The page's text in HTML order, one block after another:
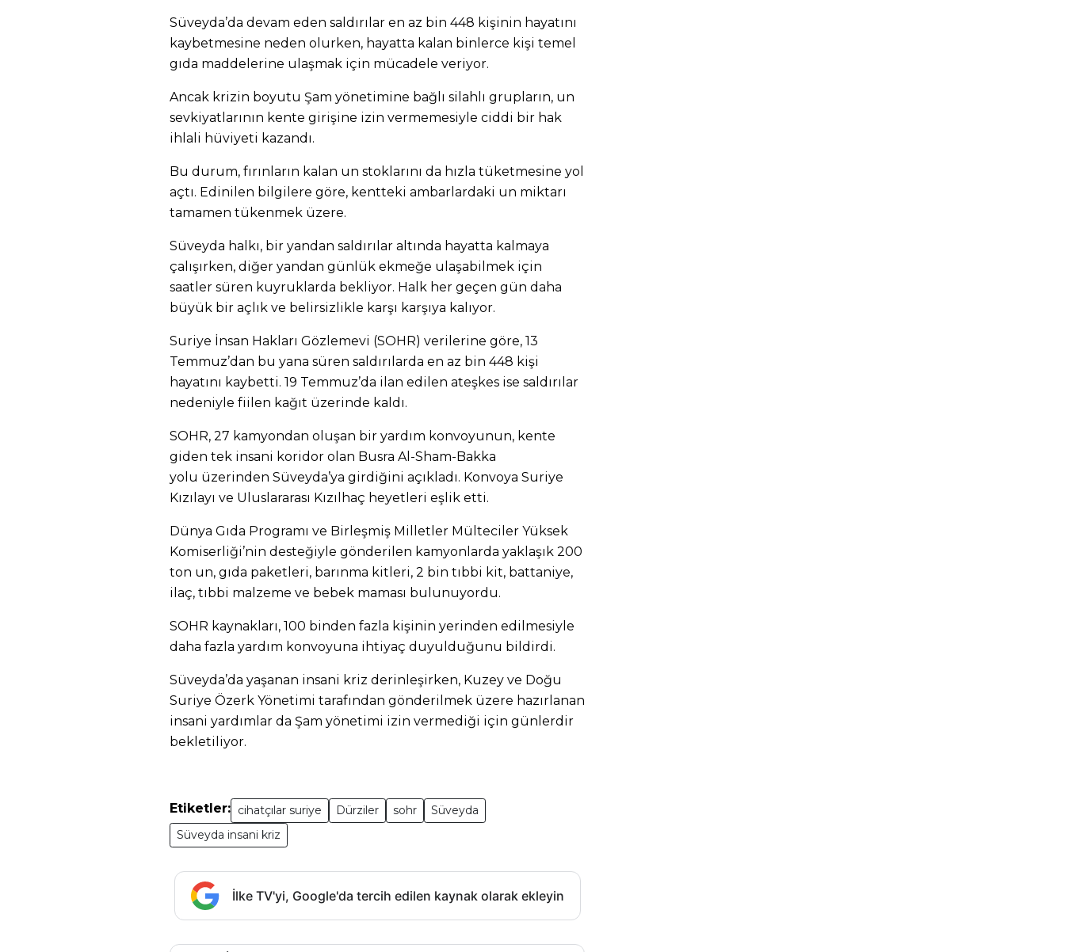
Süveyda’da devam eden saldırılar en az bin 448 kişinin hayatını
kaybetmesine neden olurken, hayatta kalan binlerce kişi temel
gıda maddelerine ulaşmak için mücadele veriyor.
Ancak krizin boyutu Şam yönetimine bağlı silahlı grupların, un
sevkiyatlarının kente girişine izin vermemesiyle ciddi bir hak
ihlali hüviyeti kazandı.
Bu durum, fırınların kalan un stoklarını da hızla tüketmesine yol
açtı. Edinilen bilgilere göre, kentteki ambarlardaki un miktarı
tamamen tükenmek üzere.
Süveyda halkı, bir yandan saldırılar altında hayatta kalmaya
çalışırken, diğer yandan günlük ekmeğe ulaşabilmek için
saatler süren kuyruklarda bekliyor. Halk her geçen gün daha
büyük bir açlık ve belirsizlikle karşı karşıya kalıyor.
Suriye İnsan Hakları Gözlemevi (SOHR) verilerine göre, 13
Temmuz’dan bu yana süren sald ırılarda en az bin 448 kişi
hayatını kaybetti. 19 Temmuz’da ilan edilen ateşkes ise saldırılar
nedeniyle fiilen kağıt üzerinde kaldı.
SOHR, 27 kamyondan oluşan bir yard ım konvoyunun, kente
giden tek insani koridor olan Busra Al-Sham-Bakka
yolu üzerinden Süveyda’ya girdiğini açıkladı. Konvoya Suriye
Kızılayı ve Uluslararası Kızılhaç heyetleri eşlik etti.
Dünya Gıda Programı ve Birleşmiş Milletler Mülteciler Yüksek
Komiserliği’nin desteğiyle gönderilen kamyonlarda yaklaşık 200
ton un, gıda paketleri, barınma kitleri, 2 bin tıbbi kit, battaniye,
ilaç, tıbbi malzeme ve bebek maması bulunuyordu.
SOHR kaynakları, 100 binden fazla kişinin yerinden edilmesiyle
daha fazla yardım konvoyuna ihtiyaç duyulduğunu bildirdi.
Süveyda’da yaşanan insani kriz derinleşirken, Kuzey ve Doğu
Suriye Özerk Yönetimi tarafından gönderilmek üzere hazırlanan
insani yardımlar da Şam yönetimi izin vermediği için günlerdir
bekletiliyor.
Etiketler: cihatçılar suriye Dürziler sohr
Süveyda
Süveyda insani kriz
İlke TV'yi, Google'da tercih edilen kaynak olarak ekleyin